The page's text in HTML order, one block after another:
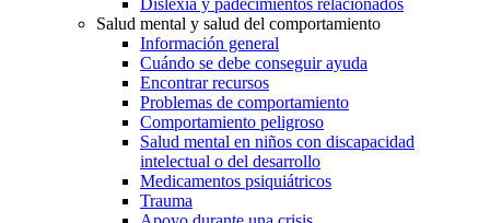
Salud mental y salud del comportamiento
Información general
Cuándo se debe conseguir ayuda
Encontrar recursos
Problemas de comportamiento
Comportamiento peligroso
Salud mental en niños con discapacidad
intelectual o del desarrollo
Medicamentos psiquiátricos
Trauma